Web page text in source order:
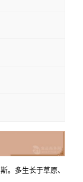
。多生长于草原、